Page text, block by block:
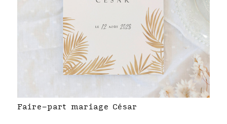
Faire-part mariage César